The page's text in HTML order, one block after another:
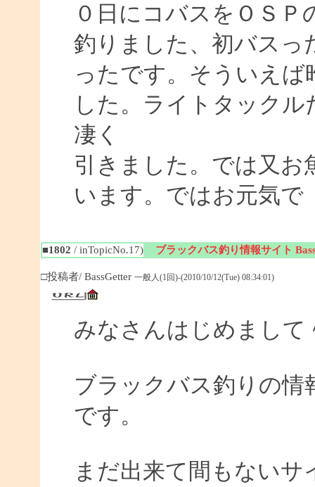
０日にコバスをＯＳ
釣りました、初バスっ
ったです。そういえ
した。ライトタック
凄く
引きました。では又お
います。ではお元気で
■1802 / inTopicNo.17) ブラックバス釣り情報サイト
□投稿者/ BassGetter 一般人(1回)-(2010/10/12(Tue) 08:34:01)
みなさんはじめまして
ブラックバス釣りの情
です。
まだ出来て間もないサ